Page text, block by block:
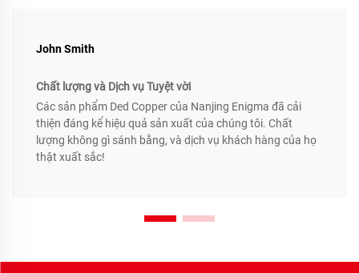
John Smith
Chất lượng và Dịch vụ Tuyệt vời
Các sản phẩm Ded Copper của Nanjing Enigma đã cải
thiện đáng kể hiệu quả sản xuất của chúng tôi. Chất
lượng không gì sánh bằng, và dịch vụ khách hàng của họ
thật xuất sắc!